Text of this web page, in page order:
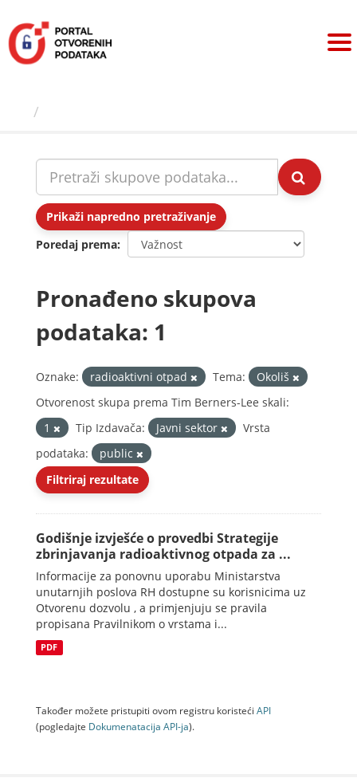
sadržaj
Prikaži napredno pretraživanje
Poredaj prema
Pronađeno skupova
podataka: 1
Oznake: radioaktivni otpad Tema:
Okoliš
Otvorenost skupa prema Tim Berners-Lee skali:
1
Tip Izdavača: Javni sektor
Vrsta
podataka:
public
Filtriraj rezultate
Godišnje izvješće o provedbi Strategije
zbrinjavanja radioaktivnog otpada za ...
Informacije za ponovnu uporabu Ministarstva
unutarnjih poslova RH dostupne su korisnicima uz
Otvorenu dozvolu , a primjenjuju se pravila
propisana Pravilnikom o vrstama i...
PDF
Također možete pristupiti ovom registru koristeći API
(pogledajte Dokumenаtаcijа API-jа).